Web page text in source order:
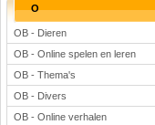
O
OB - Dieren
OB - Online spelen en leren
OB - Thema's
OB - Divers
OB - Online verhalen